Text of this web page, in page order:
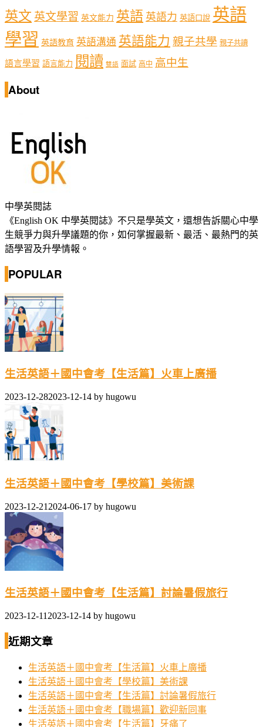
英文 英文學習 英文能力 英語 英語力 英語口說 英語
學習 英語教育 英語溝通 英語能力 親子共學 親子共讀
語言學習 語言能力 閱讀 雙語 面試 高中 高中生
About
中學英閱誌
《English OK 中學英閱誌》不只是學英文，還想告訴關心中學
生競爭力與升學議題的你，如何掌握最新、最活、最熱門的英
語學習及升學情報。
POPULAR
生活英語＋國中會考【生活篇】火車上廣播
2023-12-282023-12-14 by hugowu
生活英語＋國中會考【學校篇】美術課
2023-12-21 2024-06-17 by hugowu
生活英語＋國中會考【生活篇】討論暑假旅行
2023-12-11 2023-12-14 by hugowu
近期文章
生活英語＋國中會考【生活篇】火車上廣播
生活英語＋國中會考【學校篇】美術課
生活英語＋國中會考【生活篇】討論暑假旅行
生活英語＋國中會考【職場篇】歡迎新同事
生活英語＋國中會考【生活篇】牙痛了